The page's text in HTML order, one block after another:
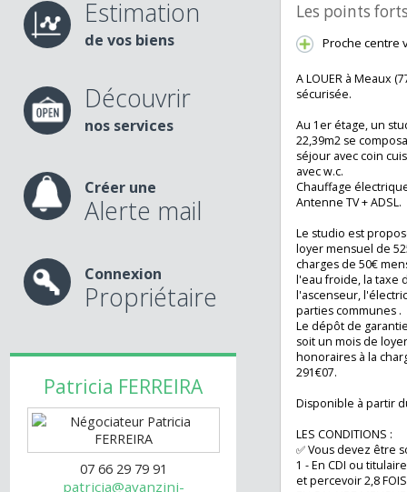
de vos biens
nos services
Alerte mail
Propriétaire
PatriciaFERREIRA
Proche
A LOUER à
sécurisée.
Au 1er étage,
22,39m2 se
séjour avec coin
avec w.c.
Chauffage
Antenne TV +
Le studio est
loyer mensuel
charges de 50€
l'eau froide, la
l'ascenseur,
parties
soit un mois de
291€07.
Disponible à